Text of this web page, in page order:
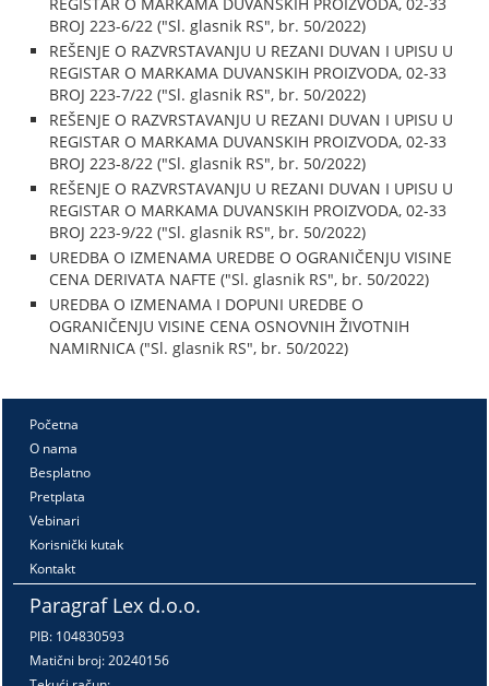
BROJ 223-6/22 ("Sl. glasnik RS", br. 50/2022)
REŠENJE O RAZVRSTAVANJU U REZANI DUVAN I UPISU U
REGISTAR O MARKAMA DUVANSKIH PROIZVODA, 02-33
BROJ 223-7/22 ("Sl. glasnik RS", br. 50/2022)
REŠENJE O RAZVRSTAVANJU U REZANI DUVAN I UPISU U
REGISTAR O MARKAMA DUVANSKIH PROIZVODA, 02-33
BROJ 223-8/22 ("Sl. glasnik RS", br. 50/2022)
REŠENJE O RAZVRSTAVANJU U REZANI DUVAN I UPISU U
REGISTAR O MARKAMA DUVANSKIH PROIZVODA, 02-33
BROJ 223-9/22 ("Sl. glasnik RS", br. 50/2022)
UREDBA O IZMENAMA UREDBE O OGRANIČENJU VISINE
CENA DERIVATA NAFTE ("Sl. glasnik RS", br. 50/2022)
UREDBA O IZMENAMA I DOPUNI UREDBE O
OGRANIČENJU VISINE CENA OSNOVNIH ŽIVOTNIH
NAMIRNICA ("Sl. glasnik RS", br. 50/2022)
Početna
O nama
Besplatno
Pretplata
Vebinari
Korisnički kutak
Kontakt
Paragraf Lex d.o.o.
PIB: 104830593
Matični broj: 20240156